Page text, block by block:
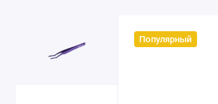
Популярный